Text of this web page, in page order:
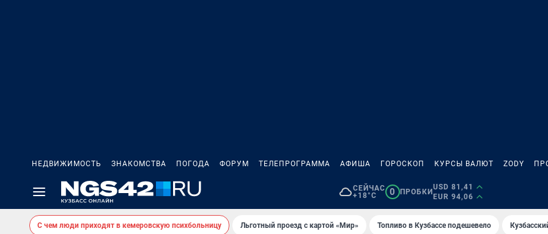
НЕДВИЖИМОСТЬ ЗНАКОМСТВА ПОГОДА ФОРУМ ТЕЛЕПРОГРАММА АФИША ГОРОСКОП КУРСЫ ВАЛЮТ ZODY
СЕЙЧАС
+18°C
0 ПРОБКИ
USD 81,41
EUR 94,06
С чем люди приходят в кемеровскую психбольницу Льготный проезд с картой «Мир» Топливо в Кузбассе подешевело